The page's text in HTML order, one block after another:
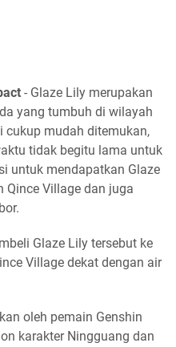
- Glaze Lily merupakan
yang tumbuh di wilayah
cukup mudah ditemukan,
tidak begitu lama untuk
untuk mendapatkan Glaze
Qince Village dan juga
Glaze Lily tersebut ke
Village dekat dengan air
oleh pemain Genshin
karakter Ningguang dan